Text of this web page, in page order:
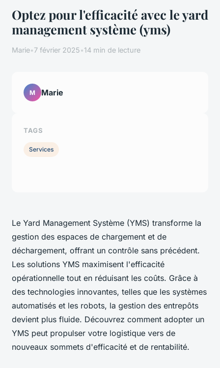
Optez pour l'efficacité avec le yard
management système (yms)
Marie•7 février 2025•14 min de lecture
Le Yard Management Système (YMS) transforme la
gestion des espaces de chargement et de
déchargement, offrant un contrôle sans précédent.
Les solutions YMS maximisent l'efficacité
opérationnelle tout en réduisant les coûts. Grâce à
des technologies innovantes, telles que les systèmes
automatisés et les robots, la gestion des entrepôts
devient plus fluide. Découvrez comment adopter un
YMS peut propulser votre logistique vers de
nouveaux sommets d'efficacité et de rentabilité.
M Marie
TAGS
Services